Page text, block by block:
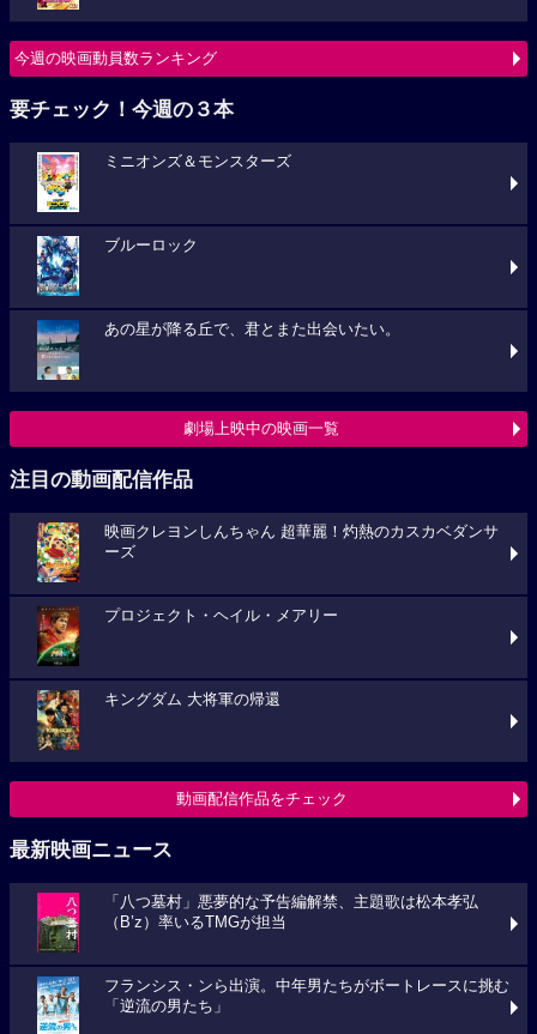
今週の映画動員数ランキング
要チェック！今週の３本
ミニオンズ＆モンスターズ
ブルーロック
あの星が降る丘で、君とまた出会いたい。
劇場上映中の映画一覧
注目の動画配信作品
映画クレヨンしんちゃん 超華麗！灼熱のカスカベダンサ
ーズ
プロジェクト・ヘイル・メアリー
キングダム 大将軍の帰還
動画配信作品をチェック
最新映画ニュース
「八つ墓村」悪夢的な予告編解禁、主題歌は松本孝弘
（B’z）率いるTMGが担当
フランシス・ンら出演。中年男たちがボートレースに挑む
「逆流の男たち」